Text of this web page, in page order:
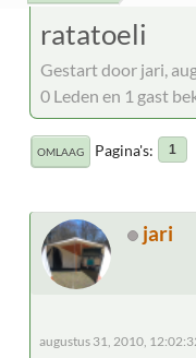
ratatoeli
Gestart door jari,
0 Leden en 1 gast
OMLAAG Pagina's 1
jari
augustus 31, 2010,